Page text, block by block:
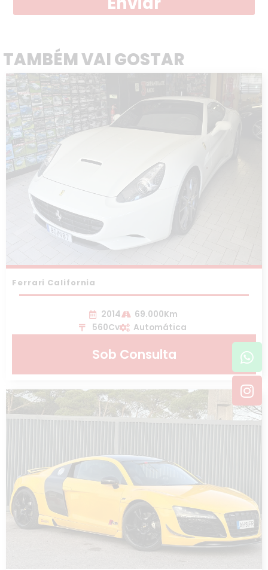
TAMBÉM VAI GOSTAR
Ferrari California
2014
69.000Km
560Cv
Automática
Sob Consulta